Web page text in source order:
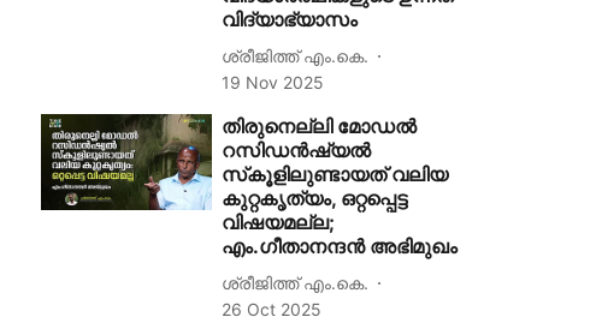
വിദ്യാഭ്യാസം
ശ്രീജിത്ത് എം.കെ.
19 Nov 2025
തിരുനെല്ലി മോഡല്‍
റസിഡന്‍ഷ്യല്‍
സ്‌കൂളിലുണ്ടായത് വലിയ
കുറ്റകൃത്യം, ഒറ്റപ്പെട്ട
വിഷയമല്ല;
എം.ഗീതാനന്ദന്‍ അഭിമുഖം
ശ്രീജിത്ത് എം.കെ.
26 Oct 2025